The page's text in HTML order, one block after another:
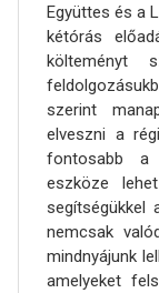
Együttes és a
kétórás
költeményt
szerint
elveszni a
fontosabb a
eszköze
segítségükkel
nemcsak
mindnyájunk
amelyeket